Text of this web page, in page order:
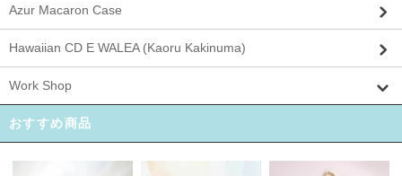
Azur Macaron Case
Hawaiian CD E WALEA (Kaoru Kakinuma)
Work Shop
おすすめ商品